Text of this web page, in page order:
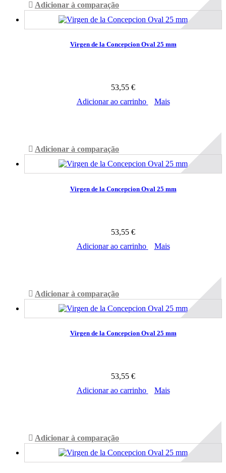
Adicionar à comparação
Virgen de la Concepcion Oval 25 mm
53,55 €
Adicionar ao carrinho
Mais
Adicionar à comparação
Virgen de la Concepcion Oval 25 mm
53,55 €
Adicionar ao carrinho
Mais
Adicionar à comparação
Virgen de la Concepcion Oval 25 mm
53,55 €
Adicionar ao carrinho
Mais
Adicionar à comparação